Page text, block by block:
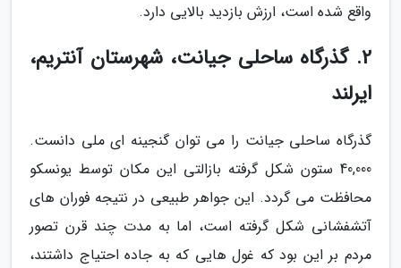
واقع شده است، ارزش بازدید بالایی دارد.
2. گذرگاه ساحلی جیانت، شهرستان آنتریم،
ایرلند
گذرگاه ساحلی جیانت را می توان گنجینه ای ملی دانست.
40,000 ستون شکل گرفته بازالتی این مکان توسط یونسکو
محافظت می گردد. این جواهر طبیعی در نتیجه فوران های
آتشفشانی شکل گرفته است، اما به مدت چند قرن تصور
مردم بر این بود که غول هایی که به جاده احتیاج داشتند،